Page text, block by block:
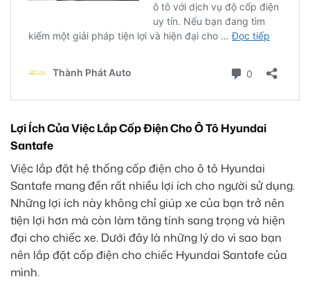
Lợi Ích Của Việc Lắp Cốp Điện Cho Ô Tô Hyundai
Santafe
Việc lắp đặt hệ thống cốp điện cho ô tô Hyundai
Santafe mang đến rất nhiều lợi ích cho người sử dụng.
Những lợi ích này không chỉ giúp xe của bạn trở nên
tiện lợi hơn mà còn làm tăng tính sang trọng và hiện
đại cho chiếc xe. Dưới đây là những lý do vì sao bạn
nên lắp đặt cốp điện cho chiếc Hyundai Santafe của
mình.